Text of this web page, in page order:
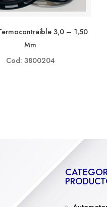
3,0 – 1,50
Mm
Cod: 3800204